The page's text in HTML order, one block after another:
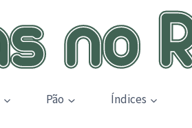
Pão Índices